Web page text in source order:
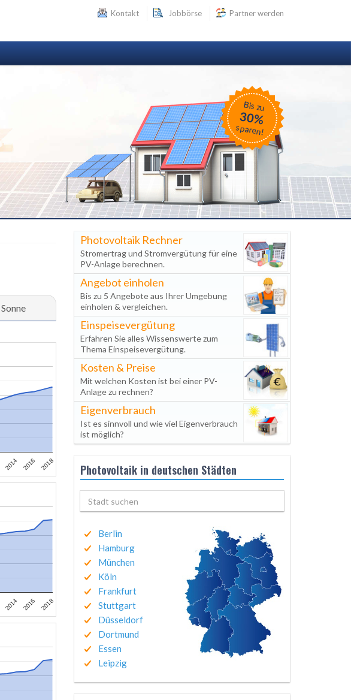
Kontakt Jobbörse Partner werden
Bis zu
30%
sparen!
Sonne
2014 2016 2018
2014 2016 2018
Photovoltaik Rechner
Stromertrag und Stromvergütung für eine
PV-Anlage berechnen.
Angebot einholen
Bis zu 5 Angebote aus Ihrer Umgebung
einholen & vergleichen.
Einspeisevergütung
Erfahren Sie alles Wissenswerte zum
Thema Einspeisevergütung.
Kosten & Preise
Mit welchen Kosten ist bei einer PV-
Anlage zu rechnen?
Eigenverbrauch
Ist es sinnvoll und wie viel Eigenverbrauch
ist möglich?
Photovoltaik in deutschen Städten
Berlin
Hamburg
München
Köln
Frankfurt
Stuttgart
Düsseldorf
Dortmund
Essen
Leipzig